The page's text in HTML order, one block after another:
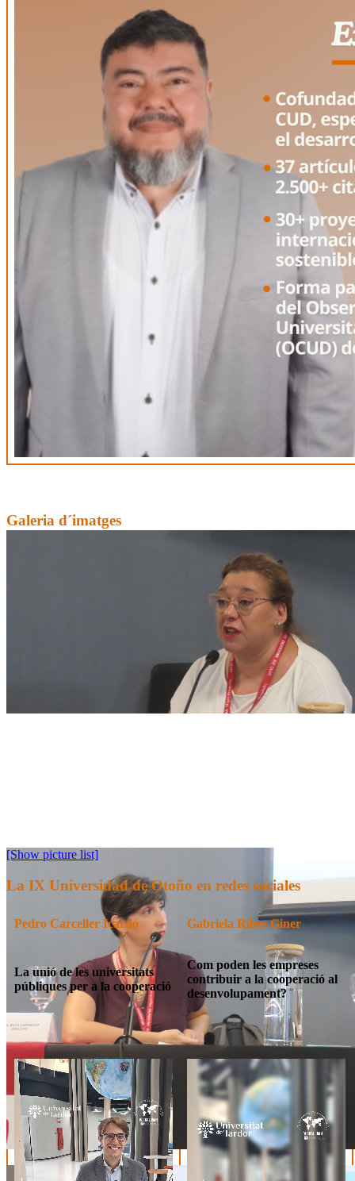
Galeria d´imatges
[Show picture list]
La IX Universidad de Otoño en redes sociales
Pedro Carceller Icardo Gabriela Ribes Giner
La unió de les universitats
públiques per a la cooperació
Com poden les empreses
contribuir a la cooperació al
desenvolupament?